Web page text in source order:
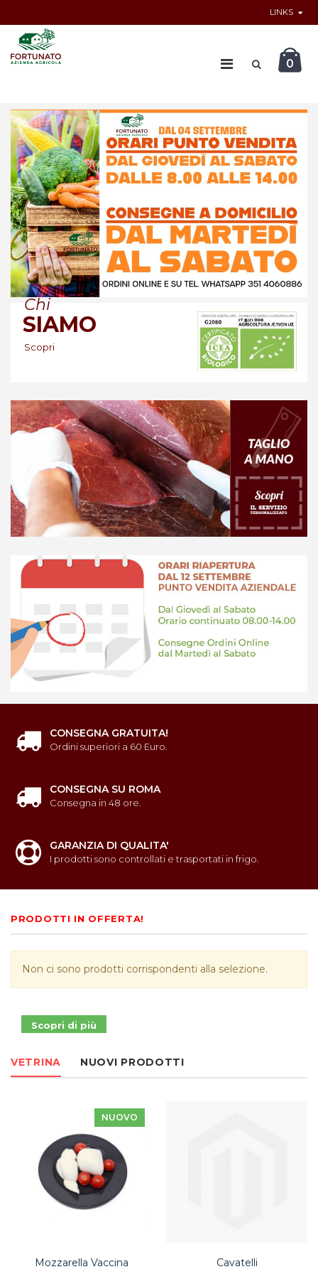
LINKS
0
Chi
SIAMO
Scopri
CONSEGNA GRATUITA!
Ordini superiori a 60 Euro.
CONSEGNA SU ROMA
Consegna in 48 ore.
GARANZIA DI QUALITA'
I prodotti sono controllati e trasportati in frigo.
PRODOTTI IN OFFERTA!
Non ci sono prodotti corrispondenti alla selezione.
Scopri di più
VETRINA NUOVI PRODOTTI
NUOVO
Mozzarella Vaccina Cavatelli